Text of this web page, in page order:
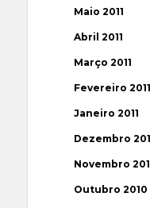
Maio 2011
Abril 2011
Março 2011
Fevereiro 2011
Janeiro 2011
Dezembro
Novembro
Outubro 2010